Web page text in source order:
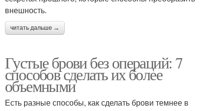
внешность.
читать дальше →
Густые брови без операций: 7
способов сделать их более
объемными
Есть разные способы, как сделать брови темнее в